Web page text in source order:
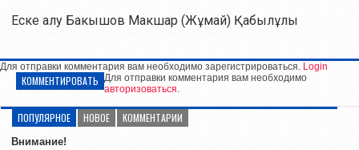
Еске алу Бакышов Макшар (Жұмай) Қабылұлы
Для отправки комментария вам необходимо зарегистрироваться. Login
КОММЕНТИРОВАТЬ Для отправки комментария вам необходимо
авторизоваться.
ПОПУЛЯРНОЕ НОВОЕ КОММЕНТАРИИ
Внимание!